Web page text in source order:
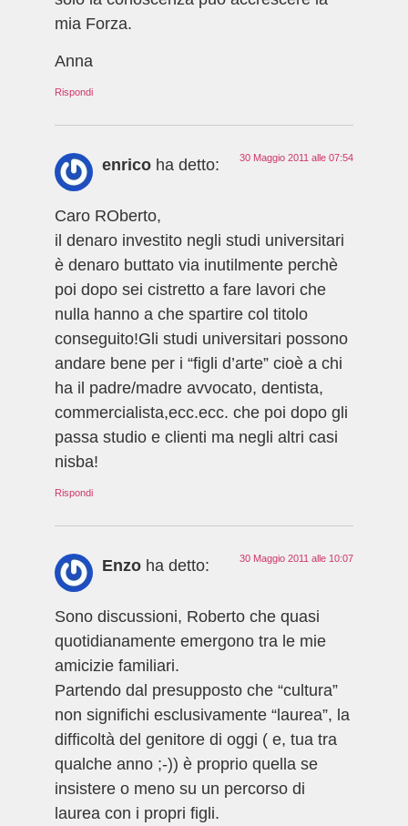
mia Forza.
Anna
Rispondi
enrico ha detto: 30 Maggio 2011 alle 07:54
Caro ROberto,
il denaro investito negli studi universitari
è denaro buttato via inutilmente perchè
poi dopo sei cistretto a fare lavori che
nulla hanno a che spartire col titolo
conseguito!Gli studi universitari possono
andare bene per i “figli d’arte” cioè a chi
ha il padre/madre avvocato, dentista,
commercialista,ecc.ecc. che poi dopo gli
passa studio e clienti ma negli altri casi
nisba!
Rispondi
Enzo ha detto: 30 Maggio 2011 alle 10:07
Sono discussioni, Roberto che quasi
quotidianamente emergono tra le mie
amicizie familiari.
Partendo dal presupposto che “cultura”
non significhi esclusivamente “laurea”, la
difficoltà del genitore di oggi ( e, tua tra
qualche anno ;-)) è proprio quella se
insistere o meno su un percorso di
laurea con i propri figli.